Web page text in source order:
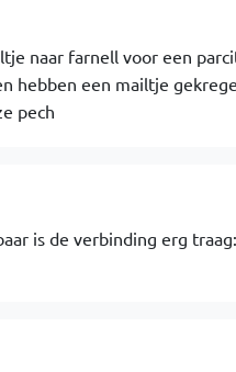
naar farnell voor een
hebben een mailtje
pech
is de verbinding erg